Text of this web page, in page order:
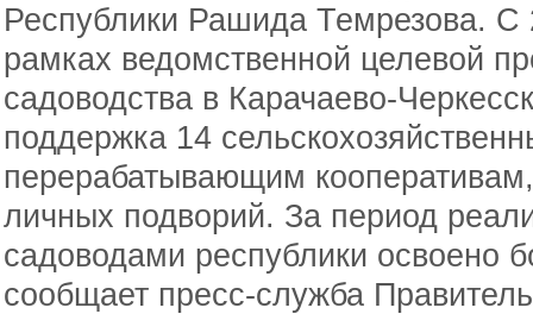
Республики Рашида Темрезова. С
рамках ведомственной целевой
садоводства в Карачаево-
поддержка 14
перерабатывающим
личных подворий. За период
садоводами республики освоено
сообщает пресс-служба